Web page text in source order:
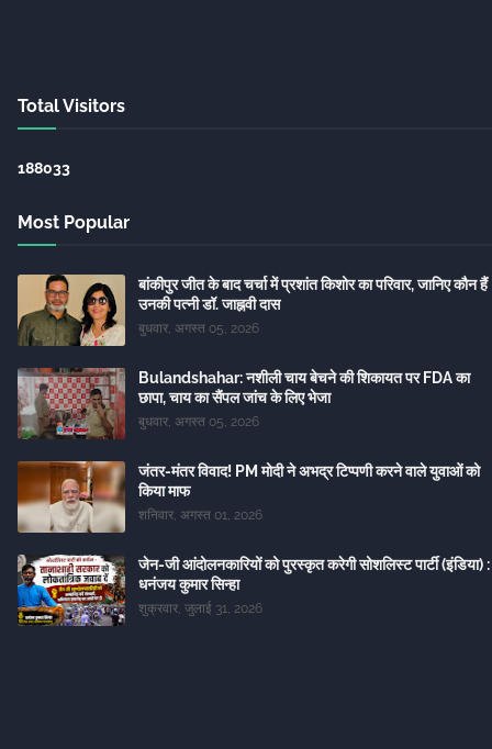
Total Visitors
188033
Most Popular
बांकीपुर जीत के बाद चर्चा में प्रशांत किशोर का परिवार, जानिए कौन हैं
उनकी पत्नी डॉ. जाह्नवी दास
बुधवार, अगस्त 05, 2026
Bulandshahar: नशीली चाय बेचने की शिकायत पर FDA का
छापा, चाय का सैंपल जांच के लिए भेजा
बुधवार, अगस्त 05, 2026
जंतर-मंतर विवाद! PM मोदी ने अभद्र टिप्पणी करने वाले युवाओं को
किया माफ
शनिवार, अगस्त 01, 2026
जेन-जी आंदोलनकारियों को पुरस्कृत करेगी सोशलिस्ट पार्टी (इंडिया) :
धनंजय कुमार सिन्हा
शुक्रवार, जुलाई 31, 2026